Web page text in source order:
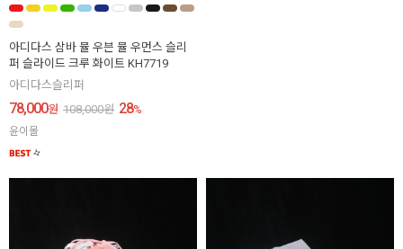
아디다스 삼바 뮬 우븐 뮬 우먼스 슬리
퍼 슬라이드 크루 화이트 KH7719
아디다스슬리퍼
78,000원 108,000원 28%
윤이몰